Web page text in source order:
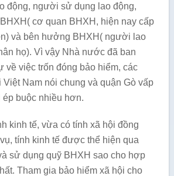
động, người sử dụng lao động,
cơ quan BHXH, hiện nay cấp
và bên hưởng BHXH( người lao
họ). Vì vậy Nhà nước đã ban
về việc trốn đóng bảo hiểm, các
Việt Nam nói chung và quận Gò vấp
ép buộc nhiều hơn.
kinh tế, vừa có tính xã hội đồng
tính kinh tế được thể hiện qua
sử dụng quỹ BHXH sao cho hợp
Tham gia bảo hiểm xã hội cho